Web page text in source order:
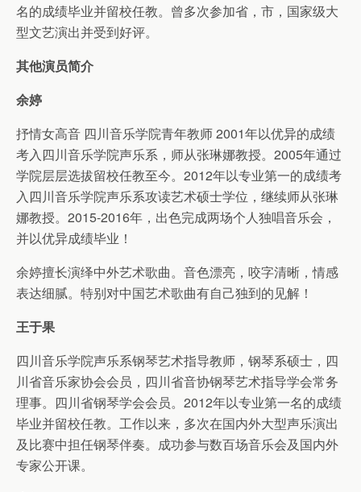
名的成绩毕业并留校任教。曾多次参加省，市，国家级大
型文艺演出并受到好评。
其他演员简介
余婷
抒情女高音 四川音乐学院青年教师 2001年以优异的成绩
考入四川音乐学院声乐系，师从张琳娜教授。2005年通过
学院层层选拔留校任教至今。2012年以专业第一的成绩考
入四川音乐学院声乐系攻读艺术硕士学位，继续师从张琳
娜教授。2015-2016年，出色完成两场个人独唱音乐会，
并以优异成绩毕业！
余婷擅长演绎中外艺术歌曲。音色漂亮，咬字清晰，情感
表达细腻。特别对中国艺术歌曲有自己独到的见解！
王于果
四川音乐学院声乐系钢琴艺术指导教师，钢琴系硕士，四
川省音乐家协会会员，四川省音协钢琴艺术指导学会常务
理事。四川省钢琴学会会员。2012年以专业第一名的成绩
毕业并留校任教。工作以来，多次在国内外大型声乐演出
及比赛中担任钢琴伴奏。成功参与数百场音乐会及国内外
专家公开课。